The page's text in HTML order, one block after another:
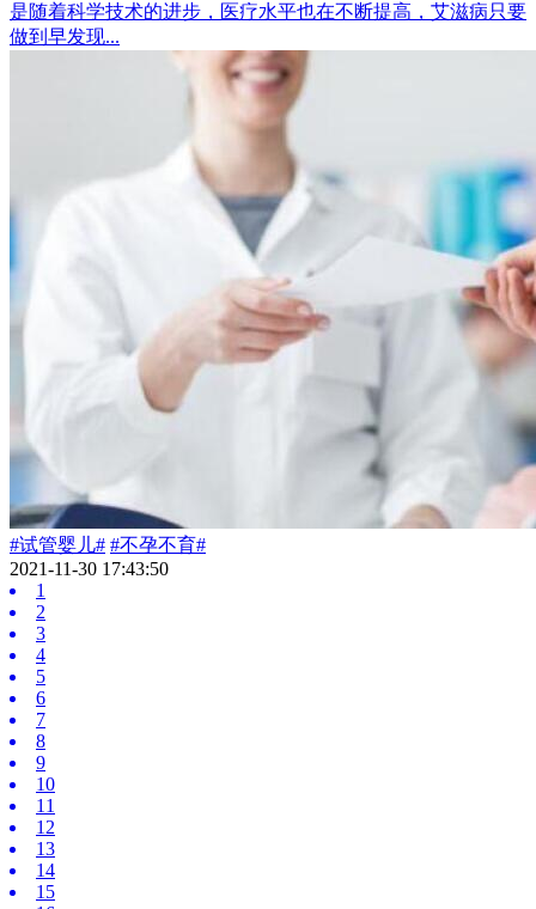
是随着科学技术的进步，医疗水平也在不断提高，艾滋病只要
做到早发现...
#试管婴儿# #不孕不育#
2021-11-30 17:43:50
1
2
3
4
5
6
7
8
9
10
11
12
13
14
15